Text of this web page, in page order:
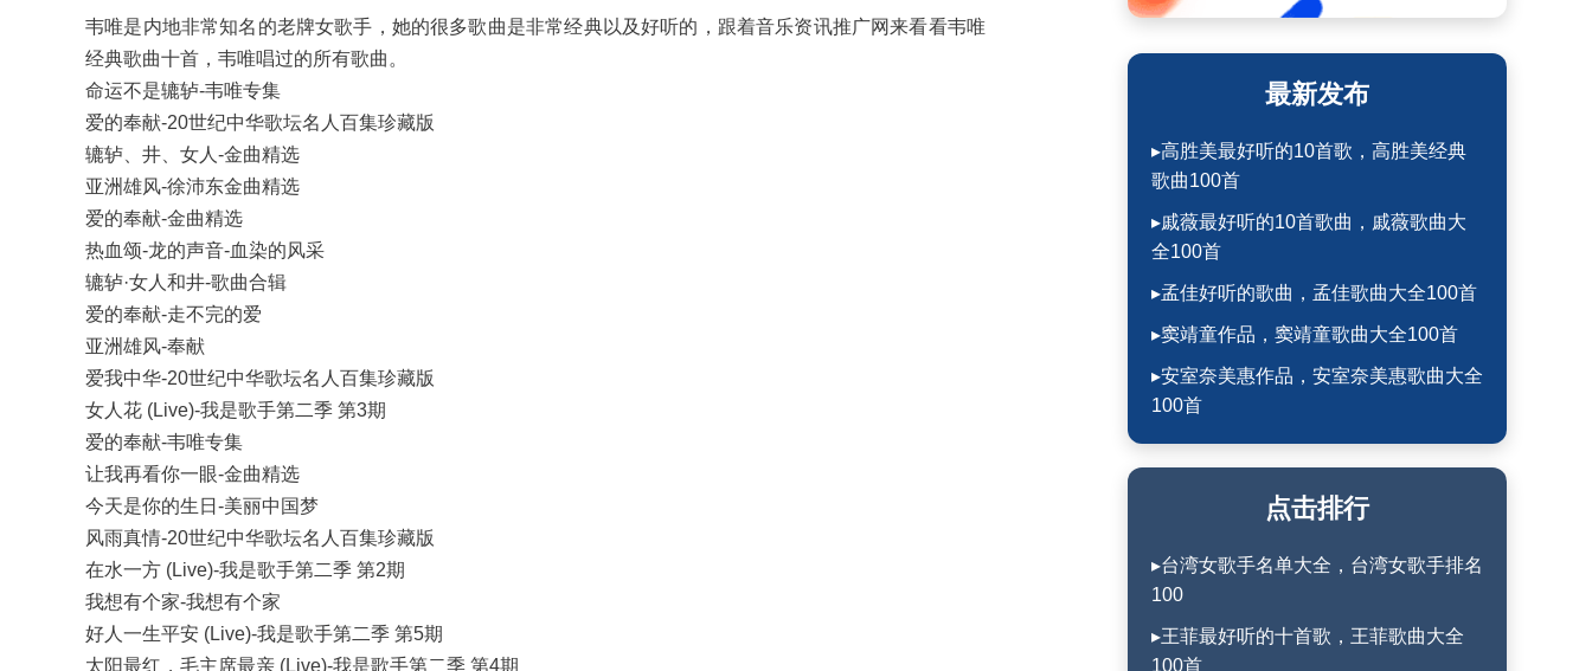
韦唯是内地非常知名的老牌女歌手，她的很多歌曲是非常经典以及好听的，跟着音乐资讯推广网来看看韦唯
经典歌曲十首，韦唯唱过的所有歌曲。
命运不是辘轳-韦唯专集
爱的奉献-20世纪中华歌坛名人百集珍藏版
辘轳、井、女人-金曲精选
亚洲雄风-徐沛东金曲精选
爱的奉献-金曲精选
热血颂-龙的声音-血染的风采
辘轳·女人和井-歌曲合辑
爱的奉献-走不完的爱
亚洲雄风-奉献
爱我中华-20世纪中华歌坛名人百集珍藏版
女人花 (Live)-我是歌手第二季 第3期
爱的奉献-韦唯专集
让我再看你一眼-金曲精选
今天是你的生日-美丽中国梦
风雨真情-20世纪中华歌坛名人百集珍藏版
在水一方 (Live)-我是歌手第二季 第2期
我想有个家-我想有个家
好人一生平安 (Live)-我是歌手第二季 第5期
太阳最红，毛主席最亲 (Live)-我是歌手第二季 第4期
最新发布
▸高胜美最好听的10首歌，高胜美经典
歌曲100首
▸戚薇最好听的10首歌曲，戚薇歌曲大
全100首
▸孟佳好听的歌曲，孟佳歌曲大全100首
▸窦靖童作品，窦靖童歌曲大全100首
▸安室奈美惠作品，安室奈美惠歌曲大全
100首
点击排行
▸台湾女歌手名单大全，台湾女歌手排名
100
▸王菲最好听的十首歌，王菲歌曲大全
100首